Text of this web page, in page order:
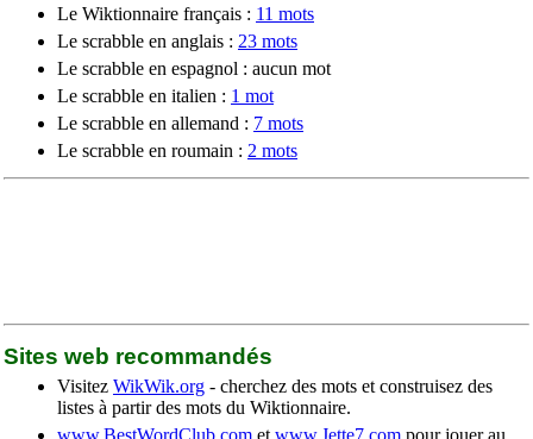
Le Wiktionnaire français : 11 mots
Le scrabble en anglais : 23 mots
Le scrabble en espagnol : aucun mot
Le scrabble en italien : 1 mot
Le scrabble en allemand : 7 mots
Le scrabble en roumain : 2 mots
Sites web recommandés
Visitez WikWik.org - cherchez des mots et construisez des
listes à partir des mots du Wiktionnaire.
www.BestWordClub.com et www.Jette7.com pour jouer au